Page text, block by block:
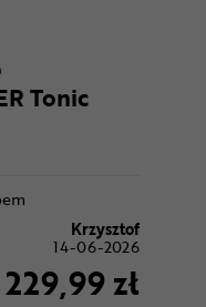
Tonic
Krzysztof
14-06-2026
229,99 zł